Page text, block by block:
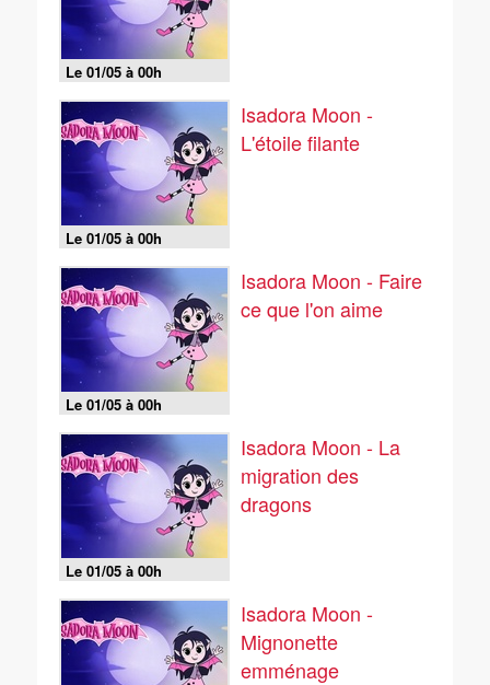
Le 01/05 à 00h
Le 01/05 à 00h
Isadora Moon -
L'étoile filante
Le 01/05 à 00h
Isadora Moon - Faire
ce que l'on aime
Le 01/05 à 00h
Isadora Moon - La
migration des
dragons
Isadora Moon -
Mignonette
emménage